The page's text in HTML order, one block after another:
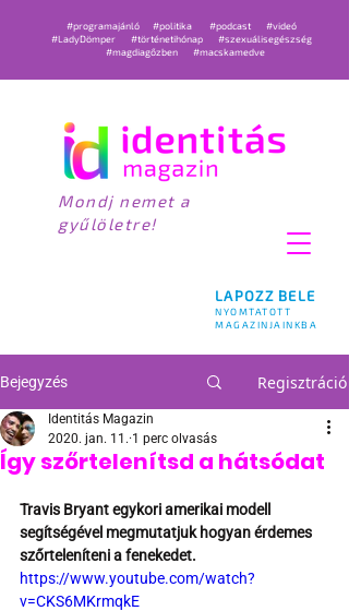
LAPOZZ BELE
NYOMTATOTT
MAGAZINJAINKBA
#programajánló #politika #podcast
#videó
#LadyDömper
#történetihónap
#szexuálisegészség
#magdiagőzben
#macskamedve
Mondj nemet a
gyűlöletre!
Bejegyzés Regisztráció
Így szőrtelenítsd a hátsódat
Identitás Magazin
2020. jan. 11. 1 perc olvasás
Travis Bryant egykori amerikai modell
segítségével megmutatjuk hogyan érdemes
szőrteleníteni a fenekedet.
https://www.youtube.com/watch?
v=CKS6MKrmqkE